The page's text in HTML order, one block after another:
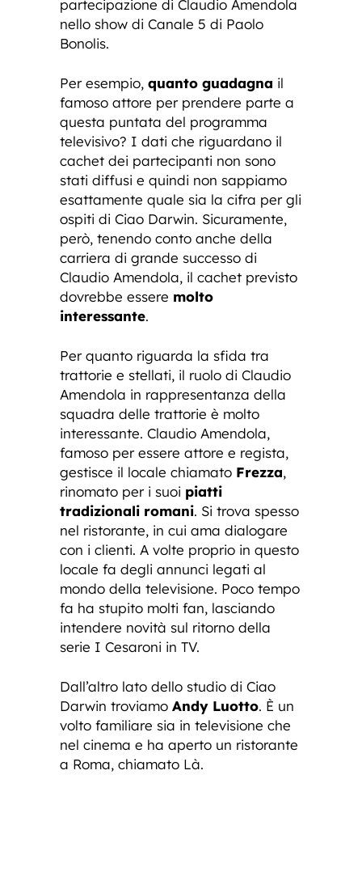
partecipazione di Claudio Amendola
nello show di Canale 5 di Paolo
Bonolis.
Per esempio, quanto guadagna il
famoso attore per prendere parte a
questa puntata del programma
televisivo? I dati che riguardano il
cachet dei partecipanti non sono
stati diffusi e quindi non sappiamo
esattamente quale sia la cifra per gli
ospiti di Ciao Darwin. Sicuramente,
però, tenendo conto anche della
carriera di grande successo di
Claudio Amendola, il cachet previsto
dovrebbe essere molto
interessante.
Per quanto riguarda la sfida tra
trattorie e stellati, il ruolo di Claudio
Amendola in rappresentanza della
squadra delle trattorie è molto
interessante. Claudio Amendola,
famoso per essere attore e regista,
gestisce il locale chiamato Frezza,
rinomato per i suoi piatti
tradizionali romani. Si trova spesso
nel ristorante, in cui ama dialogare
con i clienti. A volte proprio in questo
locale fa degli annunci legati al
mondo della televisione. Poco tempo
fa ha stupito molti fan, lasciando
intendere novità sul ritorno della
serie I Cesaroni in TV.
Dall’altro lato dello studio di Ciao
Darwin troviamo Andy Luotto. È un
volto familiare sia in televisione che
nel cinema e ha aperto un ristorante
a Roma, chiamato Là.